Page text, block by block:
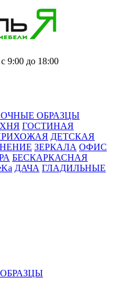
9:00 до 18:00
ОБРАЗЦЫ
ГОСТИНАЯ
ДЕТСКАЯ
ЗЕРКАЛА ОФИС
БЕСКАРКАСНАЯ
ДАЧА ГЛАДИЛЬНЫЕ